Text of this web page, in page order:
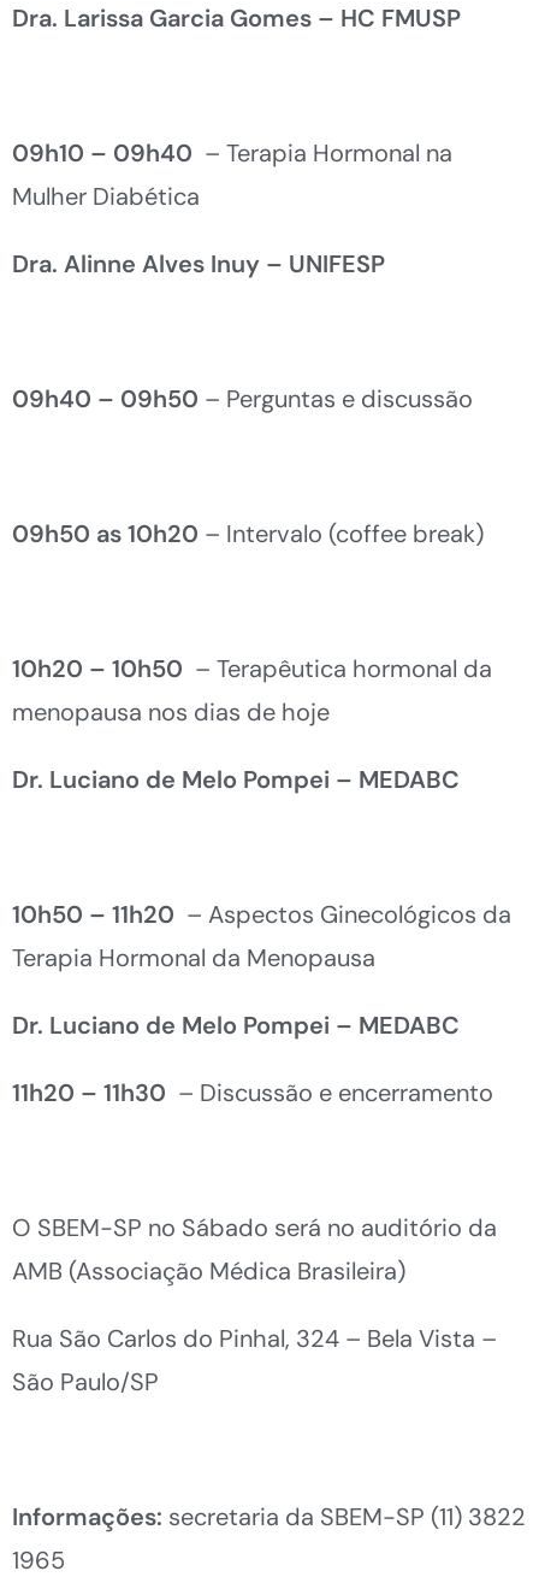
Dra. Larissa Garcia Gomes – HC FMUSP
09h10 – 09h40 – Terapia Hormonal na
Mulher Diabética
Dra. Alinne Alves Inuy – UNIFESP
09h40 – 09h50 – Perguntas e discussão
09h50 as 10h20 – Intervalo (coffee break)
10h20 – 10h50 – Terapêutica hormonal da
menopausa nos dias de hoje
Dr. Luciano de Melo Pompei – MEDABC
10h50 – 11h20 – Aspectos Ginecológicos da
Terapia Hormonal da Menopausa
Dr. Luciano de Melo Pompei – MEDABC
11h20 – 11h30 – Discussão e encerramento
O SBEM-SP no Sábado será no auditório da
AMB (Associação Médica Brasileira)
Rua São Carlos do Pinhal, 324 – Bela Vista –
São Paulo/SP
Informações: secretaria da SBEM-SP (11) 3822
1965